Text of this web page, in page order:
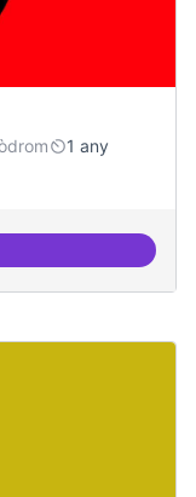
1 any
retorn